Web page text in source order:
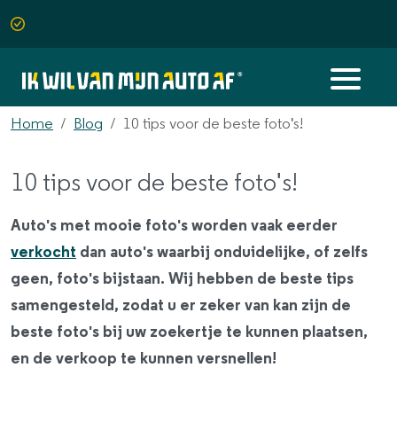
Home Blog 10 tips voor de beste foto's!
10 tips voor de beste foto's!
Auto's met mooie foto's worden vaak eerder
verkocht dan auto's waarbij onduidelijke, of zelfs
geen, foto's bijstaan. Wij hebben de beste tips
samengesteld, zodat u er zeker van kan zijn de
beste foto's bij uw zoekertje te kunnen plaatsen,
en de verkoop te kunnen versnellen!